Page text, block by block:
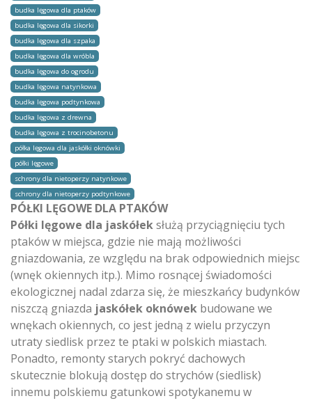
budka lęgowa dla ptaków
budka lęgowa dla sikorki
budka lęgowa dla szpaka
budka lęgowa dla wróbla
budka lęgowa do ogrodu
budka lęgowa natynkowa
budka lęgowa podtynkowa
budka lęgowa z drewna
budka lęgowa z trocinobetonu
półka lęgowa dla jaskółki oknówki
półki lęgowe
schrony dla nietoperzy natynkowe
schrony dla nietoperzy podtynkowe
PÓŁKI LĘGOWE DLA PTAKÓW
Półki lęgowe dla jaskółeksłużą przyciągnięciu tych
ptaków w miejsca, gdzie nie mają możliwości
gniazdowania, ze względu na brak odpowiednich miejsc
(wnęk okiennych itp.). Mimo rosnącej świadomości
ekologicznej nadal zdarza się, że mieszkańcy budynków
niszczą gniazda jaskółek oknówek budowane we
wnękach okiennych, co jest jedną z wielu przyczyn
utraty siedlisk przez te ptaki w polskich miastach.
Ponadto, remonty starych pokryć dachowych
skutecznie blokują dostęp do strychów (siedlisk)
innemu polskiemu gatunkowi spotykanemu w